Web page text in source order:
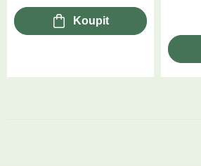
Koupit